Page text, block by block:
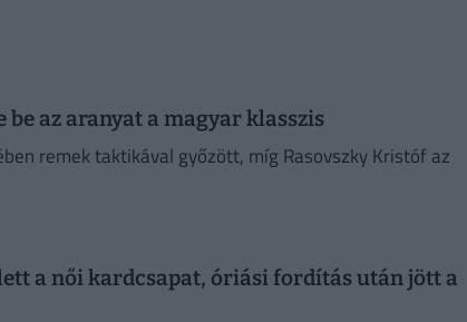
az aranyat a magyar klasszis
remek taktikával győzött, míg Rasovszky Kristóf az
a női kardcsapat, óriási fordítás után jött a